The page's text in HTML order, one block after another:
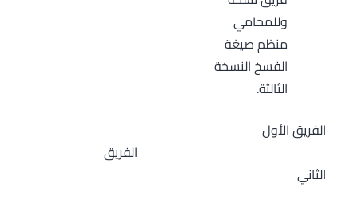
وللمحامي
منظم صيغة
الفسخ النسخة
الثالثة.
الفريق الأول
الفريق
الثاني